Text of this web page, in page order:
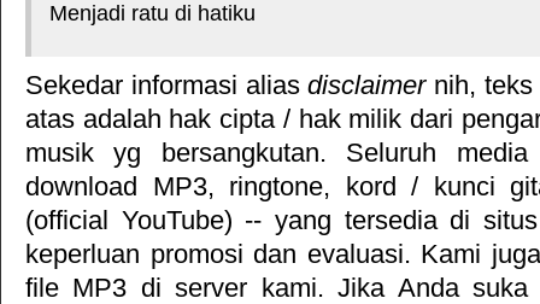
Menjadi ratu di hatiku
Sekedar informasi aliasdisclaimernih, teks
atas adalah hak cipta / hak milik dari
musik yg bersangkutan. Seluruh
download MP3, ringtone, kord / kunci
(official YouTube) -- yang tersedia di
keperluan promosi dan evaluasi. Kami
file MP3 di server kami. Jika Anda